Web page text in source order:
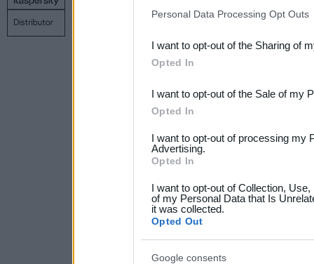
Downstream Participants
third parties.
Please note that this
not limited to your visit or
grant or deny consent to
your data for below
consent section.
Personal Data Processing Opt Outs
I want to opt-out of the Sharing of
Opted In
I want to opt-out of the Sale of my
Opted In
I want to opt-out of processing my
Advertising.
Opted In
I want to opt-out of Collection,
of my Personal Data that Is
it was collected.
Opted Out
Google consents
Copyright © 1998 – 2026 SIA Datoru drošības tehnoloģijas